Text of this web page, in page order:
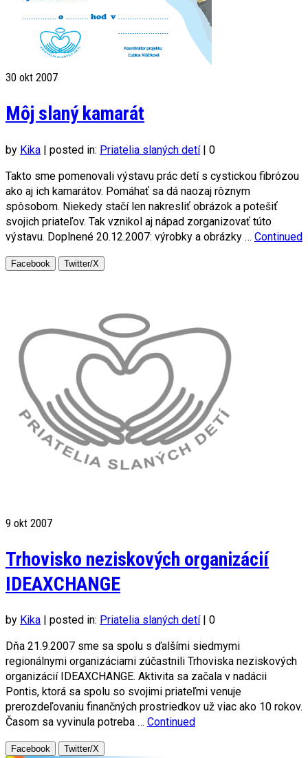
30 okt 2007
Môj slaný kamarát
by Kika | posted in: Priatelia slaných detí | 0
Takto sme pomenovali výstavu prác detí s cystickou fibrózou
ako aj ich kamarátov. Pomáhať sa dá naozaj rôznym
spôsobom. Niekedy stačí len nakresliť obrázok a potešiť
svojich priateľov. Tak vznikol aj nápad zorganizovať túto
výstavu. Doplnené 20.12.2007: výrobky a obrázky … Continued
Facebook Twitter/X
9 okt 2007
Trhovisko neziskových organizácií
IDEAXCHANGE
by Kika | posted in: Priatelia slaných detí | 0
Dňa 21.9.2007 sme sa spolu s ďalšími siedmymi
regionálnymi organizáciami zúčastnili Trhoviska neziskových
organizácií IDEAXCHANGE. Aktivita sa začala v nadácii
Pontis, ktorá sa spolu so svojimi priateľmi venuje
prerozdeľovaniu finančných prostriedkov už viac ako 10 rokov.
Časom sa vyvinula potreba … Continued
Facebook Twitter/X